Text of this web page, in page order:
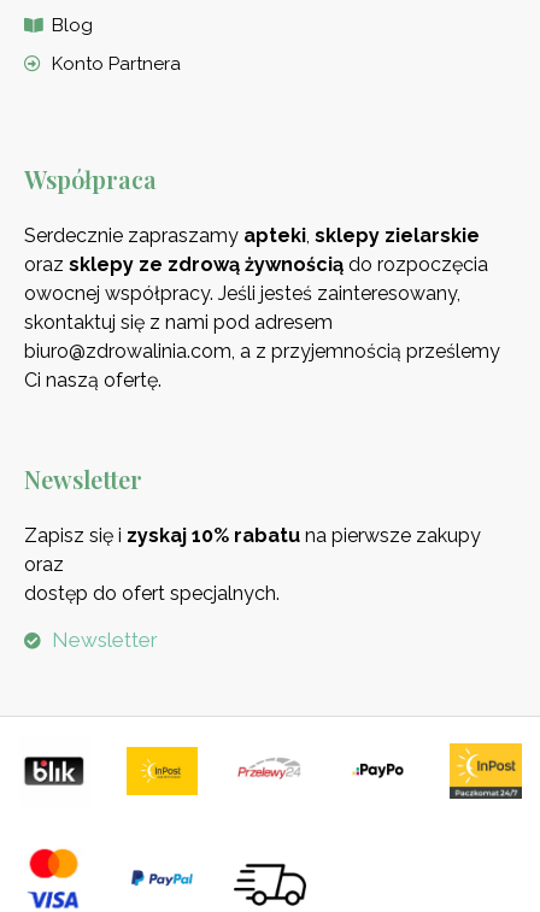
Blog
Konto Partnera
Współpraca
Serdecznie zapraszamy apteki, sklepy zielarskie
oraz sklepy ze zdrową żywnością do rozpoczęcia
owocnej współpracy. Jeśli jesteś zainteresowany,
skontaktuj się z nami pod adresem
biuro@zdrowalinia.com, a z przyjemnością prześlemy
Ci naszą ofertę.
Newsletter
Zapisz się i zyskaj 10% rabatu na pierwsze zakupy
oraz
dostęp do ofert specjalnych.
Newsletter